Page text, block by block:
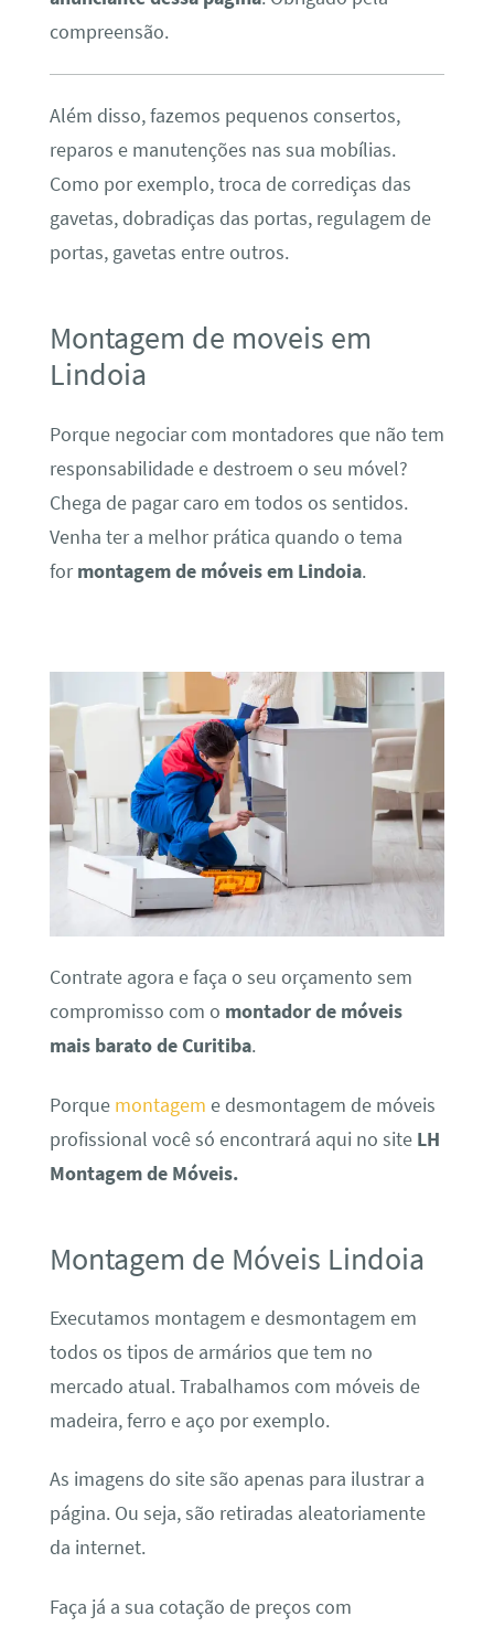
compreensão.
Além disso, fazemos pequenos consertos,
reparos e manutenções nas sua mobílias.
Como por exemplo, troca de corrediças das
gavetas, dobradiças das portas, regulagem de
portas, gavetas entre outros.
Montagem de moveis em
Lindoia
Porque negociar com montadores que não tem
responsabilidade e destroem o seu móvel?
Chega de pagar caro em todos os sentidos.
Venha ter a melhor prática quando o tema
formontagem de móveis em Lindoia.
Contrate agora e faça o seu orçamento sem
compromisso com o montador de móveis
mais barato de Curitiba.
Porque montagem e desmontagem de móveis
profissional você só encontrará aqui no site LH
Montagem de Móveis.
Montagem de Móveis Lindoia
Executamos montagem e desmontagem em
todos os tipos de armários que tem no
mercado atual. Trabalhamos com móveis de
madeira, ferro e aço por exemplo.
As imagens do site são apenas para ilustrar a
página. Ou seja, são retiradas aleatoriamente
da internet.
Faça já a sua cotação de preços com